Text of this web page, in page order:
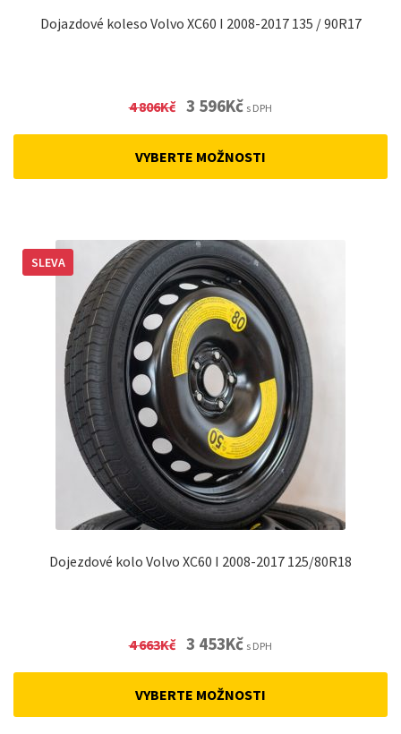
Dojazdové koleso Volvo XC60 I 2008-2017 135 / 90R17
4 806Kč Original
3 596KčCurrent
s DPH
VYBERTE MOŽNOSTI
Dojezdové kolo Volvo XC60 I 2008-2017 125/80R18
SLEVA
4 663Kč Original
3 453KčCurrent
s DPH
VYBERTE MOŽNOSTI